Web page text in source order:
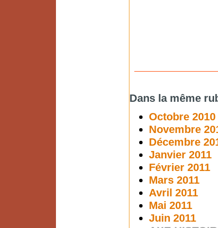
Dans la même
Octobre 2010
Novembre
Décembre
Janvier 2011
Février 2011
Mars 2011
Avril 2011
Mai 2011
Juin 2011